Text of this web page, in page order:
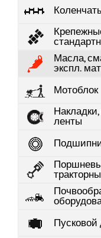
Масла,
экспл.
Мотоблок
Накладки,
ленты
Пусковой